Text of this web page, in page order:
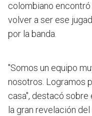
colombiano
volver a ser ese
por la banda.
"Somos un equipo
nosotros. Logramos
casa", destacó
la gran revelación del